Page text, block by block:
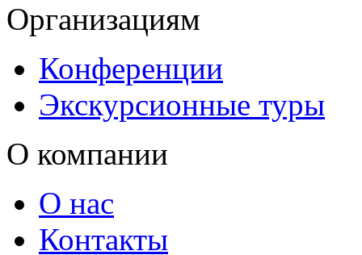
Организациям
Конференции
Экскурсионные туры
О компании
О нас
Контакты